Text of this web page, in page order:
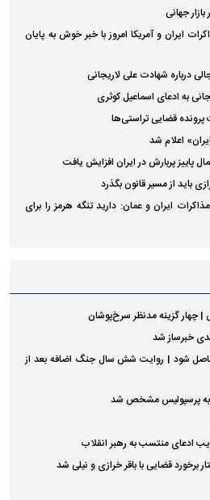
جهانی
ایران و آمریکا امروز با خبر خوش به پایان
درباره شهادت علی لاریجانی
به ادعای اسماعیل کوثری
قضایی تراستی‌ها
اعلام شد
پاییز پربارش در ایران افزایش یافت
باید از مسیر قانون بگذرد
ایران و عمان: دارید تنگه هرمز را برای
چهار گزینه مدنظر سرخ‌پوشان
خبرساز شد
شود | روایت شش سال جنگ اضافه بعد از
به پرسپولیس مشخص شد
ادعای منتسب به رهبر انقلاب
برخورد قضایی با باقر خرازی و نیلی شد